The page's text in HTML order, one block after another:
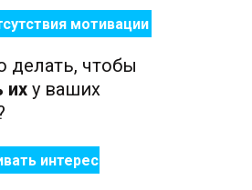
мотивации
делать, чтобы
их у ваших
интерес